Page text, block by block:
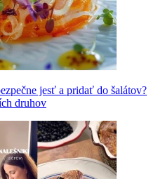
jesť a pridať do šalátov?
druhov